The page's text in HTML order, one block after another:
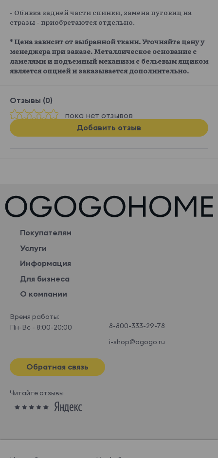
- Обивка задней части спинки, замена пуговиц на
стразы - приобретаются отдельно.
* Цена зависит от выбранной ткани. Уточняйте цену у
менеджера при заказе. Металлическое основание с
ламелями и подъемный механизм с бельевым ящиком
является опцией и заказывается дополнительно.
Отзывы (0)
пока нет отзывов
Добавить отзыв
Покупателям
Услуги
Информация
Для бизнеса
О компании
Время работы:
Пн-Вс - 8:00-20:00
8-800-333-29-78
i-shop@ogogo.ru
Обратная связь
Читайте отзывы